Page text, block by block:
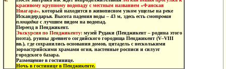
красивому крупному водопаду с местным названием «Фанская
Ниагара», который находится в живописном узком ущелье на реке
Искандердарья. Высота падения воды – 43 м, здесь есть смотровая
площадка с лучшим видом на водопад.
Переезд в Пенджикент.
Экскурсия по Пенджикенту: музей Рудаки (Пенджикент – родина этого
поэта), руины древнего согдийского городища Пенджикент (V–VIII
вв.), где сохранились основания домов, цитадель с несколькими
зороастрийскими храмами огня, настенные росписи и силуэт
городского базара.
Размещение в гостинице.
Ночь в гостинице в Пенджикенте.